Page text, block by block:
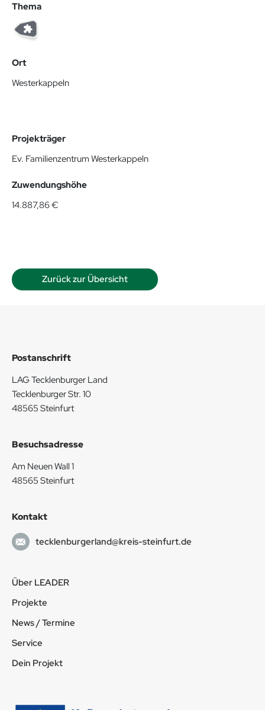
Thema
Ort
Westerkappeln
Projekträger
Ev. Familienzentrum Westerkappeln
Zuwendungshöhe
14.887,86 €
Zurück zur Übersicht
Postanschrift
LAG Tecklenburger Land
Tecklenburger Str. 10
48565 Steinfurt
Besuchsadresse
Am Neuen Wall 1
48565 Steinfurt
Kontakt
tecklenburgerland@kreis-steinfurt.de
Über LEADER
Projekte
News / Termine
Service
Dein Projekt